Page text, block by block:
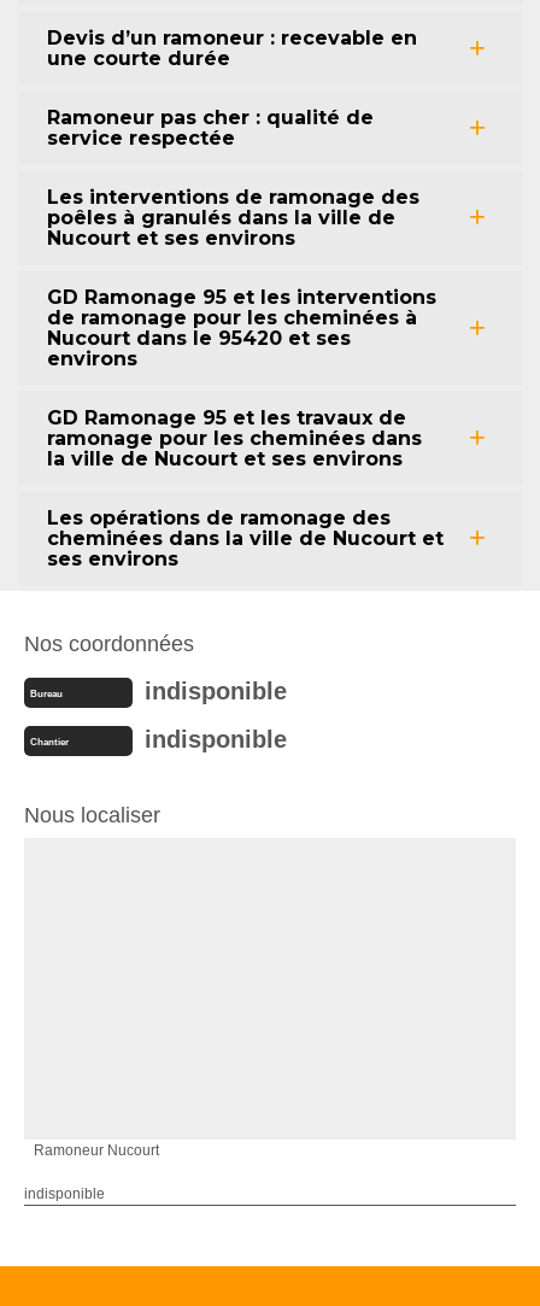
Devis d’un ramoneur : recevable en
une courte durée
Ramoneur pas cher : qualité de
service respectée
Les interventions de ramonage des
poêles à granulés dans la ville de
Nucourt et ses environs
GD Ramonage 95 et les interventions
de ramonage pour les cheminées à
Nucourt dans le 95420 et ses
environs
GD Ramonage 95 et les travaux de
ramonage pour les cheminées dans
la ville de Nucourt et ses environs
Les opérations de ramonage des
cheminées dans la ville de Nucourt et
ses environs
Nos coordonnées
Bureau indisponible
Chantier indisponible
Nous localiser
Ramoneur Nucourt
indisponible